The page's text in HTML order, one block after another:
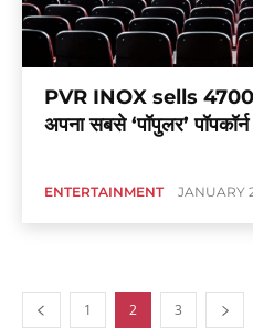
PVR INOX sells
अपना सबसे ‘पॉपुलर’
ENTERTAINMENT JANUARY
1 2 3